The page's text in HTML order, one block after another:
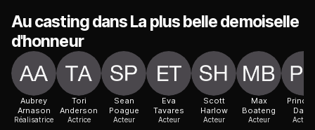
Au casting dans La plus belle demoiselle
d'honneur
Aubrey
Arnason
Réalisatrice
Tori
Anderson
Actrice
Sean
Poague
Acteur
Eva
Tavares
Acteur
Scott
Harlow
Acteur
Max
Boateng
Acteur
Davis
Actrice